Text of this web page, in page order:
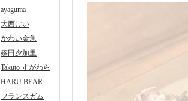
ayaguma
大西けい
かわい金魚
篠田夕加里
Takuto すがわら
HARU BEAR
フランスガム